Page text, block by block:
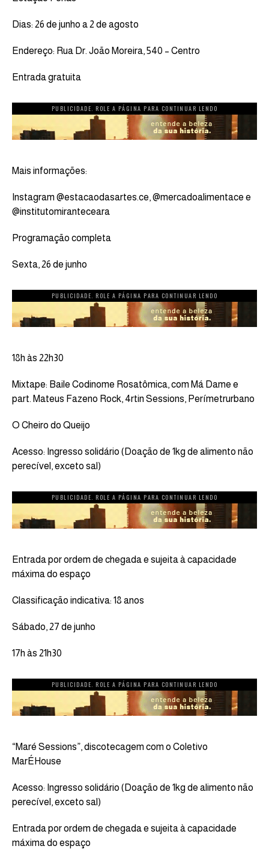
Dias: 26 de junho a 2 de agosto
Endereço: Rua Dr. João Moreira, 540 – Centro
Entrada gratuita
PUBLICIDADE. ROLE A PÁGINA PARA CONTINUAR LENDO
Mais informações:
Instagram @estacaodasartes.ce, @mercadoalimentace e
@institutomiranteceara
Programação completa
Sexta, 26 de junho
PUBLICIDADE. ROLE A PÁGINA PARA CONTINUAR LENDO
18h às 22h30
Mixtape: Baile Codinome Rosatômica, com Má Dame e
part. Mateus Fazeno Rock, 4rtin Sessions, Perímetrurbano
O Cheiro do Queijo
Acesso: Ingresso solidário (Doação de 1kg de alimento não
perecível, exceto sal)
PUBLICIDADE. ROLE A PÁGINA PARA CONTINUAR LENDO
Entrada por ordem de chegada e sujeita à capacidade
máxima do espaço
Classificação indicativa: 18 anos
Sábado, 27 de junho
17h às 21h30
PUBLICIDADE. ROLE A PÁGINA PARA CONTINUAR LENDO
“Maré Sessions”, discotecagem com o Coletivo
MarÉHouse
Acesso: Ingresso solidário (Doação de 1kg de alimento não
perecível, exceto sal)
Entrada por ordem de chegada e sujeita à capacidade
máxima do espaço